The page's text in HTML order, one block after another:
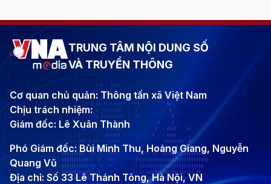
TRUNG TÂM NỘI DUNG SỐ
VÀ TRUYỀN THÔNG
Cơ quan chủ quản: Thông tấn xã Việt Nam
Chịu trách nhiệm:
Giám đốc: Lê Xuân Thành
Phó Giám đốc: Bùi Minh Thu, Hoàng Giang, Nguyễn
Quang Vũ
Địa chỉ: Số 33 Lê Thánh Tông, Hà Nội, VN